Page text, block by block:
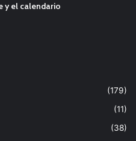
y el calendario
(179)
(11)
(38)